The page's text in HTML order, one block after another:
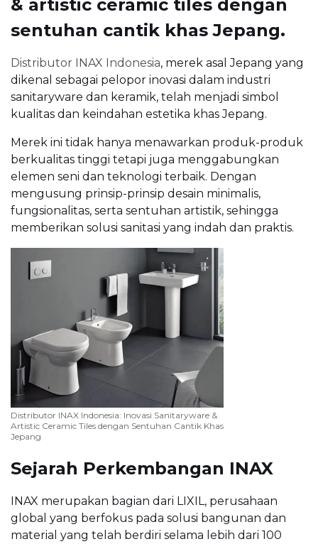
& artistic ceramic tiles dengan
sentuhan cantik khas Jepang.
Distributor INAX Indonesia, merek asal Jepang yang
dikenal sebagai pelopor inovasi dalam industri
sanitaryware dan keramik, telah menjadi simbol
kualitas dan keindahan estetika khas Jepang.
Merek ini tidak hanya menawarkan produk-produk
berkualitas tinggi tetapi juga menggabungkan
elemen seni dan teknologi terbaik. Dengan
mengusung prinsip-prinsip desain minimalis,
fungsionalitas, serta sentuhan artistik, sehingga
memberikan solusi sanitasi yang indah dan praktis.
Distributor INAX Indonesia: Inovasi Sanitaryware &
Artistic Ceramic Tiles dengan Sentuhan Cantik Khas
Jepang
Sejarah Perkembangan INAX
INAX merupakan bagian dari LIXIL, perusahaan
global yang berfokus pada solusi bangunan dan
material yang telah berdiri selama lebih dari 100